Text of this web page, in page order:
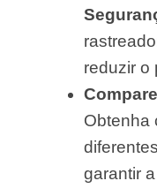
reduzir o
Obtenha
garantir